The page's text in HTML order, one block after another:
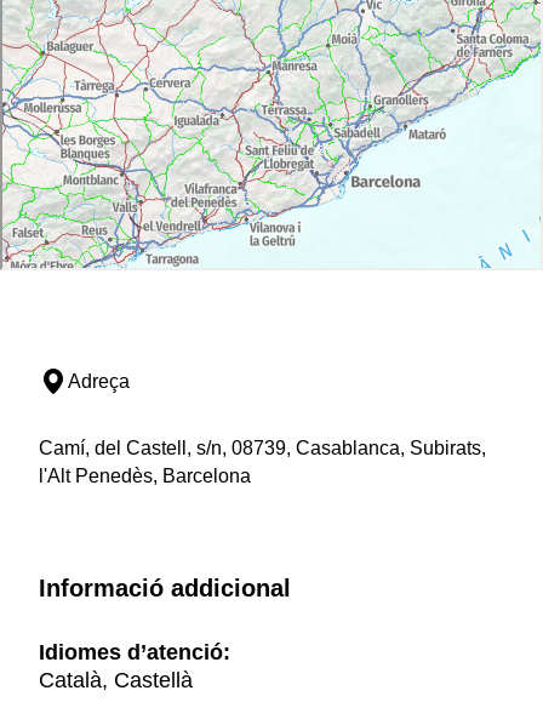
Adreça
Camí, del Castell, s/n, 08739, Casablanca, Subirats,
l'Alt Penedès, Barcelona
Informació addicional
Idiomes d’atenció:
Català, Castellà